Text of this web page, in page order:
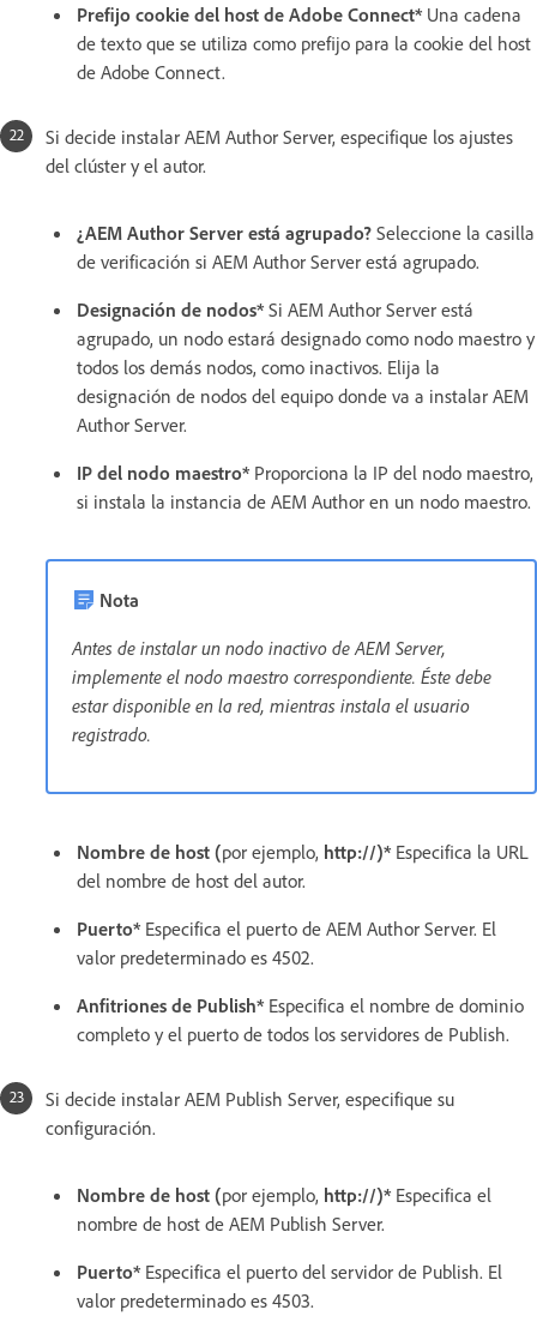
Prefijo cookie del host de Adobe Connect* Una cadena
de texto que se utiliza como prefijo para la cookie del host
de Adobe Connect.
Si decide instalar AEM Author Server, especifique los ajustes
del clúster y el autor.
¿AEM Author Server está agrupado? Seleccione la casilla
de verificación si AEM Author Server está agrupado.
Designación de nodos* Si AEM Author Server está
agrupado, un nodo estará designado como nodo maestro y
todos los demás nodos, como inactivos. Elija la
designación de nodos del equipo donde va a instalar AEM
Author Server.
IP del nodo maestro* Proporciona la IP del nodo maestro,
si instala la instancia de AEM Author en un nodo maestro.
Nota
Antes de instalar un nodo inactivo de AEM Server,
implemente el nodo maestro correspondiente. Éste debe
estar disponible en la red, mientras instala el usuario
registrado.
Nombre de host (por ejemplo, http://)* Especifica la URL
del nombre de host del autor.
Puerto* Especifica el puerto de AEM Author Server. El
valor predeterminado es 4502.
Anfitriones de Publish* Especifica el nombre de dominio
completo y el puerto de todos los servidores de Publish.
Si decide instalar AEM Publish Server, especifique su
configuración.
Nombre de host (por ejemplo, http://)* Especifica el
nombre de host de AEM Publish Server.
Puerto* Especifica el puerto del servidor de Publish. El
valor predeterminado es 4503.